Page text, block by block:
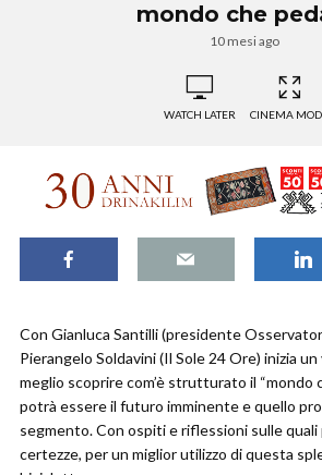
mondo che
10 mesi ago
WATCH LATER CINEMA
Con Gianluca Santilli (presidente
Pierangelo Soldavini (Il Sole 24 Ore) inizia
meglio scoprire com’è strutturato il “mondo
potrà essere il futuro imminente e quello
segmento. Con ospiti e riflessioni sulle
certezze, per un miglior utilizzo di questa